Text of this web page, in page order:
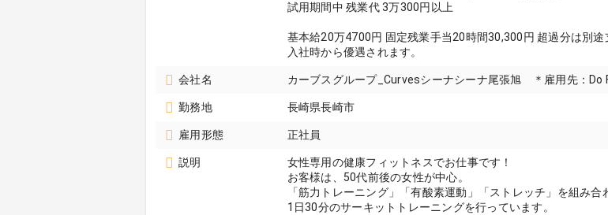
試用期間中 残業代 3万300円以上
基本給20万4700円 固定残業手当20時間30,300円 超過分は別
入社時から優遇されます。
会社名 カーブスグループ_Curvesシーナシーナ尾張旭 ＊雇用先：Do
勤務地 長崎県長崎市
雇用形態 正社員
説明
女性専用の健康フィットネスでお仕事です！
お客様は、50代前後の女性が中心。
「筋力トレーニング」「有酸素運動」「ストレッチ」を組み合
1日30分のサーキットトレーニングを行っています。